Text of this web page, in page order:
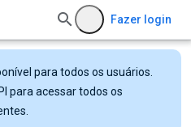
Fazer login
para todos os usuários.
para acessar todos os